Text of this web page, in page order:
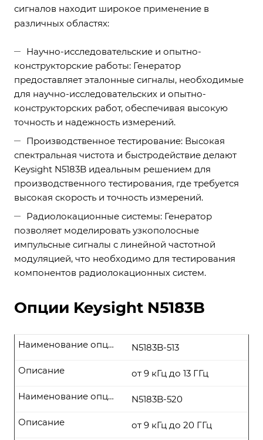
сигналов находит широкое применение в
различных областях:
Научно-исследовательские и опытно-
конструкторские работы: Генератор
предоставляет эталонные сигналы, необходимые
для научно-исследовательских и опытно-
конструкторских работ, обеспечивая высокую
точность и надежность измерений.
Производственное тестирование: Высокая
спектральная чистота и быстродействие делают
Keysight N5183B идеальным решением для
производственного тестирования, где требуется
высокая скорость и точность измерений.
Радиолокационные системы: Генератор
позволяет моделировать узкополосные
импульсные сигналы с линейной частотной
модуляцией, что необходимо для тестирования
компонентов радиолокационных систем.
Опции Keysight N5183B
N5183B-513
Наименование опции
от 9 кГц до 13 ГГц
Описание
N5183B-520
Наименование опции
от 9 кГц до 20 ГГц
Описание